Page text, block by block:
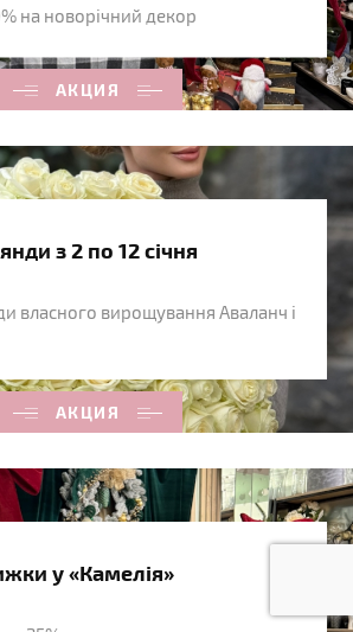
АКЦИЯ
на новорічний декор
АКЦИЯ
з 2 по 12 січня
власного вирощування Аваланч і
у «Камелія»